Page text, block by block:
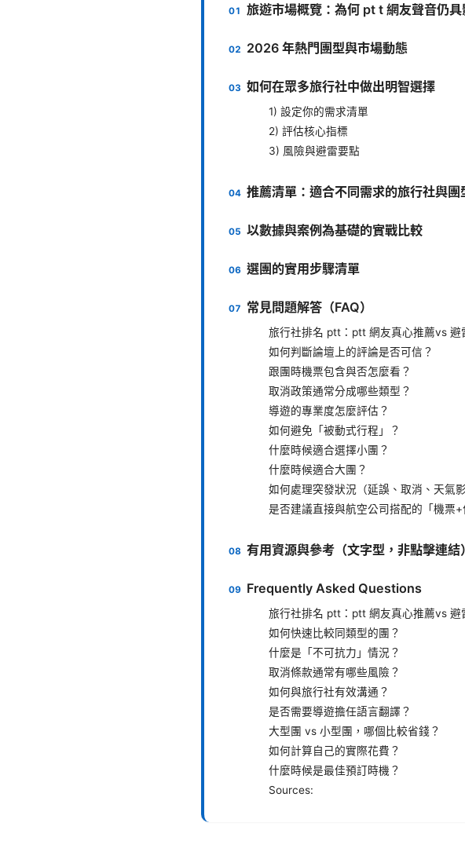
旅遊市場概覽：為何 pt t 網友聲音仍具
2026 年熱門團型與市場動態
如何在眾多旅行社中做出明智選擇
1) 設定你的需求清單
2) 評估核心指標
3) 風險與避雷要點
推薦清單：適合不同需求的旅行社與團
以數據與案例為基礎的實戰比較
選團的實用步驟清單
常見問題解答（FAQ）
旅行社排名 ptt：ptt 網友真心推薦vs 避
如何判斷論壇上的評論是否可信？
跟團時機票包含與否怎麼看？
取消政策通常分成哪些類型？
導遊的專業度怎麼評估？
如何避免「被動式行程」？
什麼時候適合選擇小團？
什麼時候適合大團？
如何處理突發狀況（延誤、取消、天氣
是否建議直接與航空公司搭配的「機票+
有用資源與參考（文字型，非點擊連結）
Frequently Asked Questions
旅行社排名 ptt：ptt 網友真心推薦vs 避
如何快速比較同類型的團？
什麼是「不可抗力」情況？
取消條款通常有哪些風險？
如何與旅行社有效溝通？
是否需要導遊擔任語言翻譯？
大型團 vs 小型團，哪個比較省錢？
如何計算自己的實際花費？
什麼時候是最佳預訂時機？
Sources: